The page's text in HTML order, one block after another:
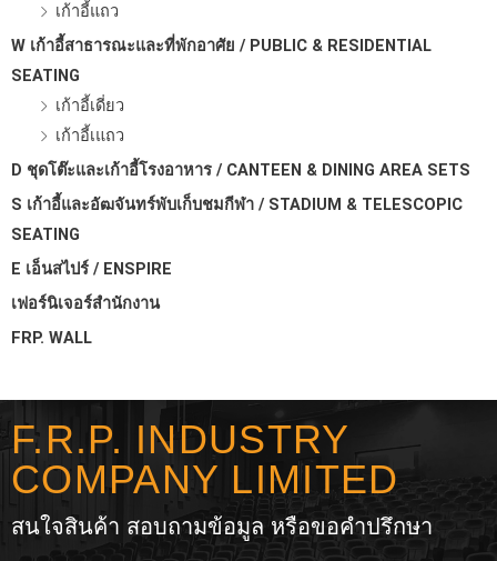
เก้าอี้แถว
W เก้าอี้สาธารณะและที่พักอาศัย / PUBLIC & RESIDENTIAL
SEATING
เก้าอี้เดี่ยว
เก้าอี้เแถว
D ชุดโต๊ะและเก้าอี้โรงอาหาร / CANTEEN & DINING AREA SETS
S เก้าอี้และอัฒจันทร์พับเก็บชมกีฬา / STADIUM & TELESCOPIC
SEATING
E เอ็นสไปร์ / ENSPIRE
เฟอร์นิเจอร์สำนักงาน
FRP. WALL
F.R.P. INDUSTRY
COMPANY LIMITED
สนใจสินค้า สอบถามข้อมูล หรือขอคำปรึกษา